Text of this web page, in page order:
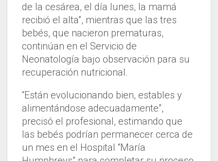
de la cesárea, el día lunes, la mamá
recibió el alta”, mientras que las tres
bebés, que nacieron prematuras,
continúan en el Servicio de
Neonatología bajo observación para su
recuperación nutricional.
“Están evolucionando bien, estables y
alimentándose adecuadamente”,
precisó el profesional, estimando que
las bebés podrían permanecer cerca de
un mes en el Hospital “María